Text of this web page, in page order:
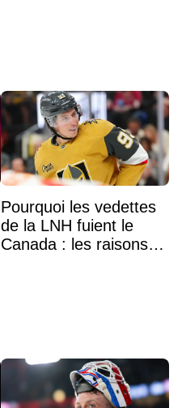
Pourquoi les vedettes
de la LNH fuient le
Canada : les raisons